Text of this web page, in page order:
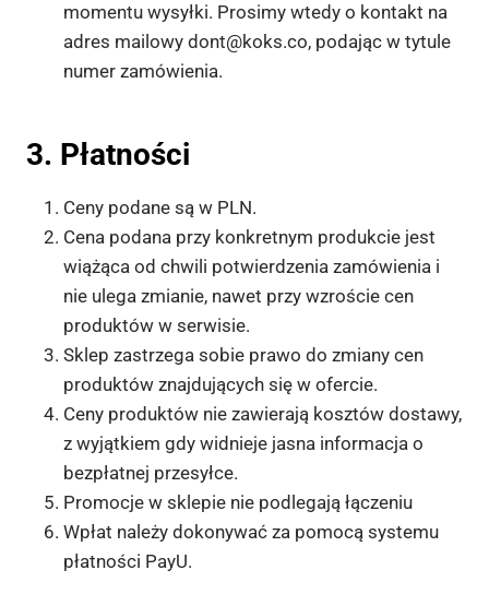
momentu wysyłki. Prosimy wtedy o kontakt na
adres mailowy dont@koks.co, podając w tytule
numer zamówienia.
3. Płatności
Ceny podane są w PLN.
Cena podana przy konkretnym produkcie jest
wiążąca od chwili potwierdzenia zamówienia i
nie ulega zmianie, nawet przy wzroście cen
produktów w serwisie.
Sklep zastrzega sobie prawo do zmiany cen
produktów znajdujących się w ofercie.
Ceny produktów nie zawierają kosztów dostawy,
z wyjątkiem gdy widnieje jasna informacja o
bezpłatnej przesyłce.
Promocje w sklepie nie podlegają łączeniu
Wpłat należy dokonywać za pomocą systemu
płatności PayU.